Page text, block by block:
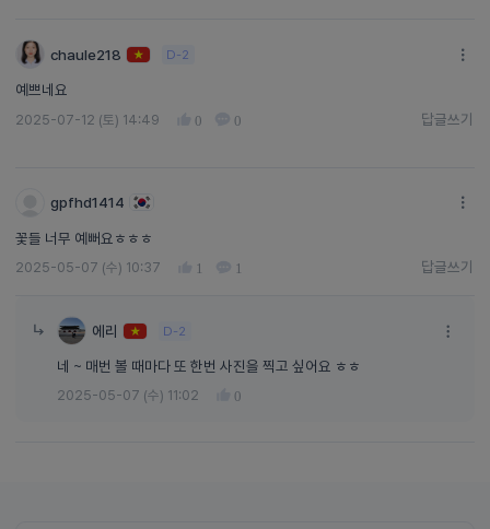
chaule218 D-2
예쁘네요
2025-07-12 (토) 14:49 0 0
답글쓰기 답글쓰기
gpfhd1414
꽃들 너무 예뻐요ㅎㅎㅎ
2025-05-07 (수) 10:37 1 1답글쓰기 답글쓰기
에리 D-2
네 ~ 매번 볼 때마다 또 한번 사진을 찍고 싶어요 ㅎㅎ
2025-05-07 (수) 11:02 0